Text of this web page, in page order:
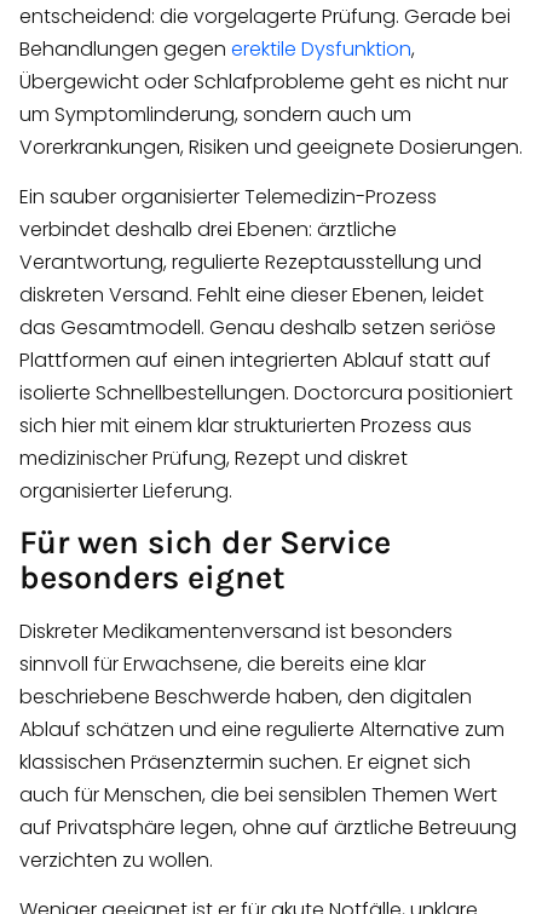
entscheidend: die vorgelagerte Prüfung. Gerade bei
Behandlungen gegen erektile Dysfunktion,
Übergewicht oder Schlafprobleme geht es nicht nur
um Symptomlinderung, sondern auch um
Vorerkrankungen, Risiken und geeignete Dosierungen.
Ein sauber organisierter Telemedizin-Prozess
verbindet deshalb drei Ebenen: ärztliche
Verantwortung, regulierte Rezeptausstellung und
diskreten Versand. Fehlt eine dieser Ebenen, leidet
das Gesamtmodell. Genau deshalb setzen seriöse
Plattformen auf einen integrierten Ablauf statt auf
isolierte Schnellbestellungen. Doctorcura positioniert
sich hier mit einem klar strukturierten Prozess aus
medizinischer Prüfung, Rezept und diskret
organisierter Lieferung.
Für wen sich der Service
besonders eignet
Diskreter Medikamentenversand ist besonders
sinnvoll für Erwachsene, die bereits eine klar
beschriebene Beschwerde haben, den digitalen
Ablauf schätzen und eine regulierte Alternative zum
klassischen Präsenztermin suchen. Er eignet sich
auch für Menschen, die bei sensiblen Themen Wert
auf Privatsphäre legen, ohne auf ärztliche Betreuung
verzichten zu wollen.